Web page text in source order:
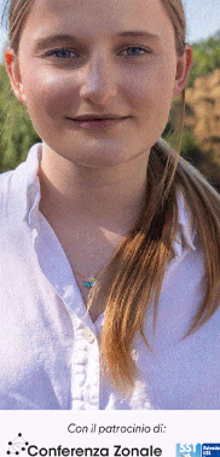
processo, lo stop
Articolo precedente
Sr69, progetto per la rotatoria
all’incrocio con via Valiani.
scrive a Tanzini: “Rispetti gli
Ultime Notizie